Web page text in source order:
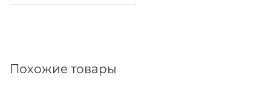
Похожие товары